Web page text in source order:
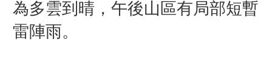
為多雲到晴，午後山區有局部短暫
雷陣雨。